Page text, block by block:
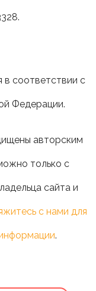
соответствии с
Федерации.
авторским
только с
сайта и
с нами для
.